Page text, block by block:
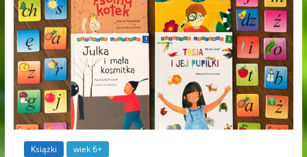
Książki wiek 6+